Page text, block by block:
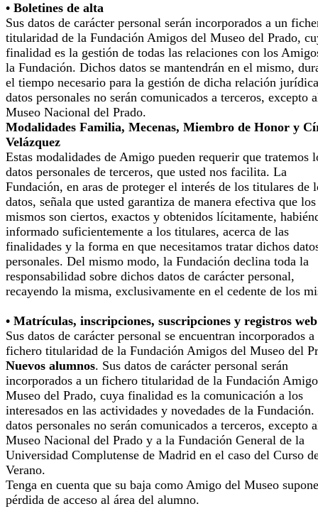
• Boletines de alta
Sus datos de carácter personal serán incorporados a un
titularidad de la Fundación Amigos del Museo del Prado,
finalidad es la gestión de todas las relaciones con los
la Fundación. Dichos datos se mantendrán en el mismo,
el tiempo necesario para la gestión de dicha relación
datos personales no serán comunicados a terceros, excepto
Museo Nacional del Prado.
Modalidades Familia, Mecenas, Miembro de Honor y
Velázquez
Estas modalidades de Amigo pueden requerir que tratemos
datos personales de terceros, que usted nos facilita. La
Fundación, en aras de proteger el interés de los titulares de
datos, señala que usted garantiza de manera efectiva que los
mismos son ciertos, exactos y obtenidos lícitamente,
informado suficientemente a los titulares, acerca de las
finalidades y la forma en que necesitamos tratar dichos
personales. Del mismo modo, la Fundación declina toda la
responsabilidad sobre dichos datos de carácter personal,
recayendo la misma, exclusivamente en el cedente de los
• Matrículas, inscripciones, suscripciones y registros web
Sus datos de carácter personal se encuentran incorporados a
fichero titularidad de la Fundación Amigos del Museo del
Nuevos alumnos. Sus datos de carácter personal serán
incorporados a un fichero titularidad de la Fundación
Museo del Prado, cuya finalidad es la comunicación a los
interesados en las actividades y novedades de la Fundación.
datos personales no serán comunicados a terceros, excepto
Museo Nacional del Prado y a la Fundación General de la
Universidad Complutense de Madrid en el caso del Curso
Verano.
Tenga en cuenta que su baja como Amigo del Museo
pérdida de acceso al área del alumno.